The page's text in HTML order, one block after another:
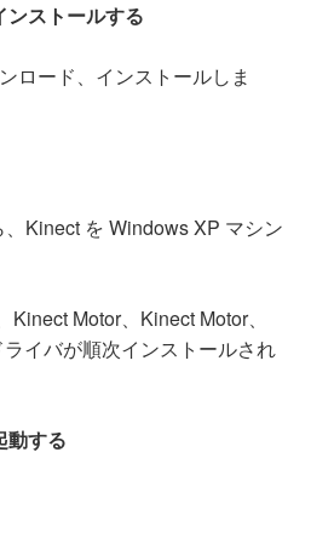
ストールする
ロード、インストールしま
Kinect を Windows XP マシン
Motor、Kinect Motor、
イバが順次インストールされ
動する